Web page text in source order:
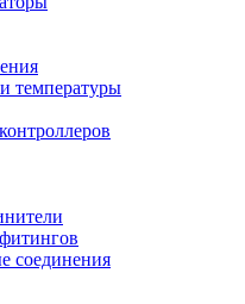
температуры
соединения